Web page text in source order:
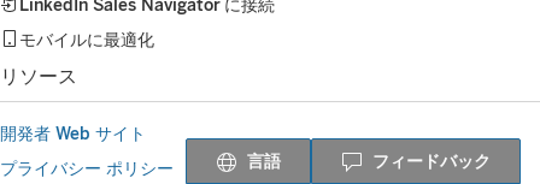
LinkedIn Sales Navigator に接続
モバイルに最適化
リソース
開発者 Web サイト
プライバシー ポリシー
言語 フィードバック